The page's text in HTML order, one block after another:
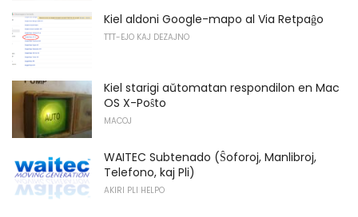
Kiel aldoni Google-mapo al Via Retpaĝo
TTT-EJO KAJ DEZAJNO
Kiel starigi aŭtomatan respondilon en Mac
OS X-Poŝto
MACOJ
WAITEC Subtenado (Ŝoforoj, Manlibroj,
Telefono, kaj Pli)
AKIRI PLI HELPO